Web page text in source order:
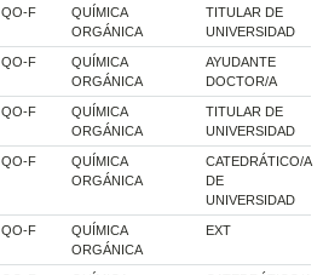
QO-F
QUÍMICA
ORGÁNICA
TITULAR DE
UNIVERSIDAD
QO-F
QUÍMICA
ORGÁNICA
AYUDANTE
DOCTOR/A
QO-F
QUÍMICA
ORGÁNICA
TITULAR DE
UNIVERSIDAD
QO-F
QUÍMICA
ORGÁNICA
CATEDRÁTICO/A
DE
UNIVERSIDAD
QO-F
QUÍMICA
ORGÁNICA
EXT